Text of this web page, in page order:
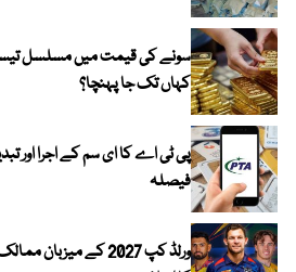
سونے کی قیمت میں مسلسل
کہاں تک جا پہنچا؟
پی ٹی اے کا ای سم کے اجرا اور
فیصلہ
ورلڈ کپ 2027 کے